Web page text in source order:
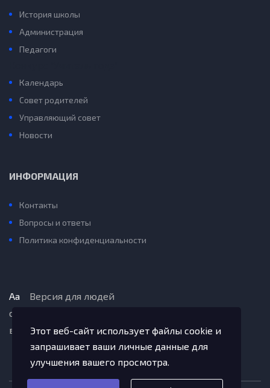
История школы
Администрация
Педагоги
Календарь
Совет родителей
Управляющий совет
Новости
ИНФОРМАЦИЯ
Контакты
Вопросы и ответы
Политика конфиденциальности
Aa Версия для людей
с ограниченными
возможностями
Этот веб-сайт использует файлы cookie и
запрашивает ваши личные данные для
улучшения вашего просмотра.